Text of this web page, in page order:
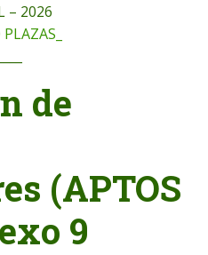
– 2026
de
(APTOS
9